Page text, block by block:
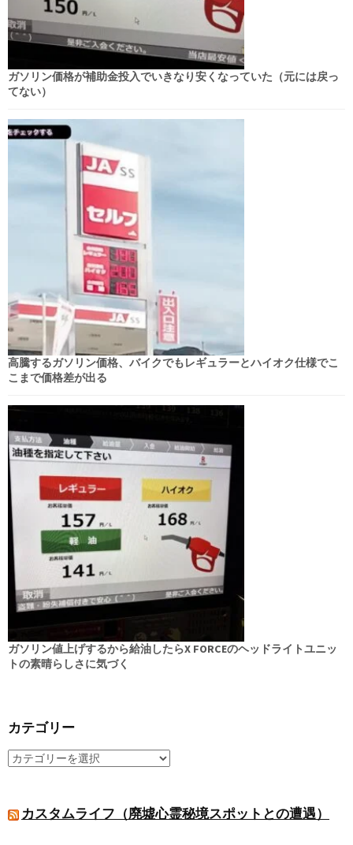
ガソリン価格が補助金投入でいきなり安くなっていた（元には戻っ
てない）
高騰するガソリン価格、バイクでもレギュラーとハイオク仕様でこ
こまで価格差が出る
ガソリン値上げするから給油したらX FORCEのヘッドライトユニッ
トの素晴らしさに気づく
カテゴリー
カスタムライフ（廃墟心霊秘境スポットとの遭遇）